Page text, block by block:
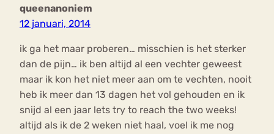
queenanoniem
12 januari, 2014
ik ga het maar proberen… misschien is het sterker
dan de pijn… ik ben altijd al een vechter geweest
maar ik kon het niet meer aan om te vechten, nooit
heb ik meer dan 13 dagen het vol gehouden en ik
snijd al een jaar lets try to reach the two weeks!
altijd als ik de 2 weken niet haal, voel ik me nog